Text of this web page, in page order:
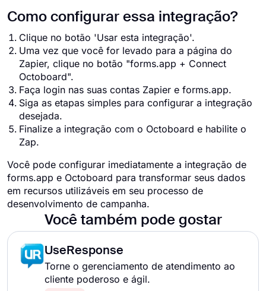
Como configurar essa integração?
Clique no botão 'Usar esta integração'.
Uma vez que você for levado para a página do
Zapier, clique no botão "forms.app + Connect
Octoboard".
Faça login nas suas contas Zapier e forms.app.
Siga as etapas simples para configurar a integração
desejada.
Finalize a integração com o Octoboard e habilite o
Zap.
Você pode configurar imediatamente a integração de
forms.app e Octoboard para transformar seus dados
em recursos utilizáveis ​​em seu processo de
desenvolvimento de campanha.
Você também pode gostar
UseResponse
Torne o gerenciamento de atendimento ao
cliente poderoso e ágil.